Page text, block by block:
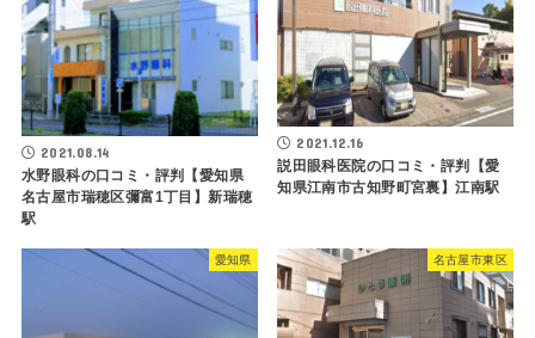
2021.08.14
水野眼科の口コミ・評判【愛知県
名古屋市瑞穂区彌富1丁目】新瑞穂
駅
2021.12.16
説田眼科医院の口コミ・評判【愛
知県江南市古知野町宮裏】江南駅
愛知県 名古屋市東区